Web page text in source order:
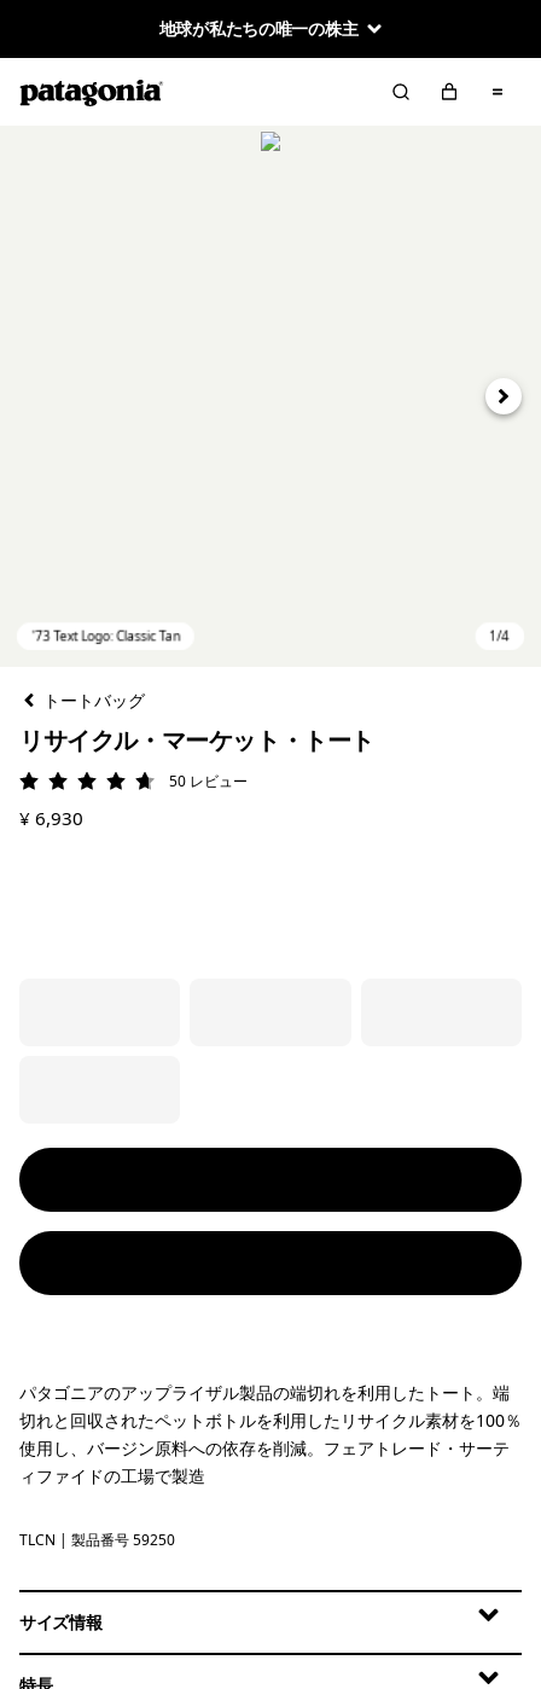
地球が私たちの唯一の株主
次へ
トートバッグ
リサイクル・マーケット・トート
評価: 4.7 / 5
50 レビュー
¥ 6,930
パタゴニアのアップライザル製品の端切れを利用したトート。端
切れと回収されたペットボトルを利用したリサイクル素材を100％
使用し、バージン原料への依存を削減。フェアトレード・サーテ
ィファイドの工場で製造
'73 Text Logo: Classic Tan
TLCN | 製品番号 59250
サイズ情報